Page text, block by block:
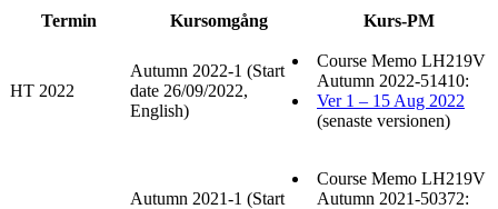
Termin Kursomgång Kurs-PM
HT 2022
Autumn 2022-1 (Start
date 26/09/2022,
English)
Course Memo LH219V
Autumn 2022-51410:
Ver 1 – 15 Aug 2022
(senaste versionen)
Autumn 2021-1 (Start
Course Memo LH219V
Autumn 2021-50372: